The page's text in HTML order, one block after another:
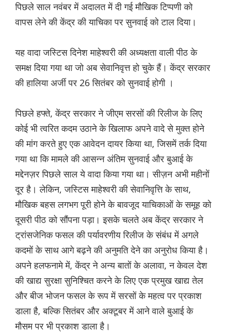
पिछले साल नवंबर में अदालत में दी गई मौखिक टिप्पणी को
वापस लेने की केंद्र की याचिका पर सुनवाई को टाल दिया।
यह वादा जस्टिस दिनेश माहेश्वरी की अध्यक्षता वाली पीठ के
समक्ष दिया गया था जो अब सेवानिवृत्त हो चुके हैं। केंद्र सरकार
की हालिया अर्जी पर 26 सितंबर को सुनवाई होगी ।
पिछले हफ्ते, केंद्र सरकार ने जीएम सरसों की रिलीज के लिए
कोई भी त्वरित कदम उठाने के खिलाफ अपने वादे से मुक्त होने
की मांग करते हुए एक आवेदन दायर किया था, जिसमें तर्क दिया
गया था कि मामले की आसन्न अंतिम सुनवाई और बुआई के
मद्देनज़र पिछले साल ये वादा किया गया था। सीज़न अभी महीनों
दूर है। लेकिन, जस्टिस माहेश्वरी की सेवानिवृत्ति के साथ,
मौखिक बहस लगभग पूरी होने के बावजूद याचिकाओं के समूह को
दूसरी पीठ को सौंपना पड़ा। इसके चलते अब केंद्र सरकार ने
ट्रांसजेनिक फसल की पर्यावरणीय रिलीज के संबंध में अगले
कदमों के साथ आगे बढ़ने की अनुमति देने का अनुरोध किया है।
अपने हलफनामे में, केंद्र ने अन्य बातों के अलावा, न केवल देश
की खाद्य सुरक्षा सुनिश्चित करने के लिए एक प्रमुख खाद्य तेल
और बीज भोजन फसल के रूप में सरसों के महत्व पर प्रकाश
डाला है, बल्कि सितंबर और अक्टूबर में आने वाले बुआई के
मौसम पर भी प्रकाश डाला है।